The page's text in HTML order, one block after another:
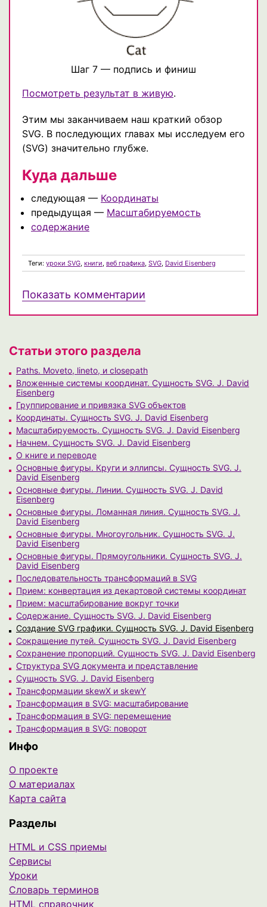
Шаг 7 — подпись и финиш
Посмотреть результат в живую.
Этим мы заканчиваем наш краткий обзор
SVG. В последующих главах мы исследуем его
(SVG) значительно глубже.
Куда дальше
следующая — Координаты
предыдущая — Масштабируемость
содержание
Теги: уроки SVG книги веб графика SVG David Eisenberg
Показать комментарии
Статьи этого раздела
Paths. Moveto, lineto, и closepath
Вложенные системы координат. Сущность SVG. J. David
Eisenberg
Группирование и привязка SVG объектов
Координаты. Сущность SVG. J. David Eisenberg
Масштабируемость. Сущность SVG. J. David Eisenberg
Начнем. Сущность SVG. J. David Eisenberg
О книге и переводе
Основные фигуры. Круги и эллипсы. Сущность SVG. J.
David Eisenberg
Основные фигуры. Линии. Сущность SVG. J. David
Eisenberg
Основные фигуры. Ломанная линия. Сущность SVG. J.
David Eisenberg
Основные фигуры. Многоугольник. Сущность SVG. J.
David Eisenberg
Основные фигуры. Прямоугольники. Сущность SVG. J.
David Eisenberg
Последовательность трансформаций в SVG
Прием: конвертация из декартовой системы координат
Прием: масштабирование вокруг точки
Содержание. Сущность SVG. J. David Eisenberg
Создание SVG графики. Сущность SVG. J. David Eisenberg
Сокращение путей. Сущность SVG. J. David Eisenberg
Сохранение пропорций. Сущность SVG. J. David Eisenberg
Структура SVG документа и представление
Сущность SVG. J. David Eisenberg
Трансформации skewX и skewY
Трансформация в SVG: масштабирование
Трансформация в SVG: перемещение
Трансформация в SVG: поворот
Инфо
О проекте
О материалах
Карта сайта
Разделы
HTML и CSS приемы
Сервисы
Уроки
Cловарь терминов
HTML справочник